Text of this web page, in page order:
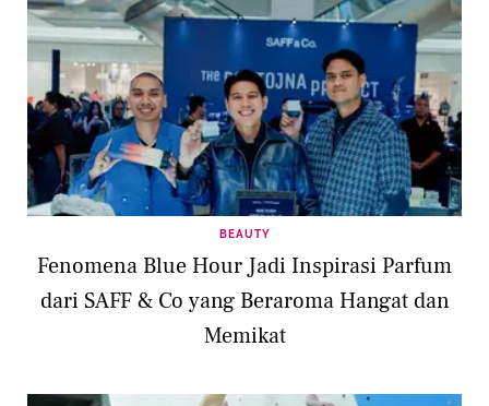
BEAUTY
Fenomena Blue Hour Jadi Inspirasi Parfum
dari SAFF & Co yang Beraroma Hangat dan
Memikat